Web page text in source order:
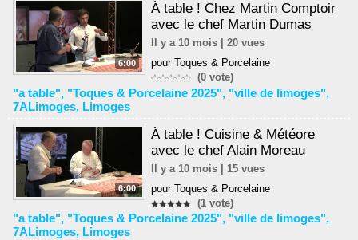
6:00
À table ! Chez Martin Comptoir
avec le chef Martin Dumas
Il y a 10 mois | 20 vues
pour Toques & Porcelaine
(0 vote)
"a table", "Toques & Porcelaine 2025", "ville de limoges",
7ALimoges, Limoges
6:00
À table ! Cuisine & Météore
avec le chef Alain Moreau
Il y a 10 mois | 15 vues
pour Toques & Porcelaine
(1 vote)
"a table", "Toques & Porcelaine 2025", "ville de limoges",
7ALimoges, Limoges